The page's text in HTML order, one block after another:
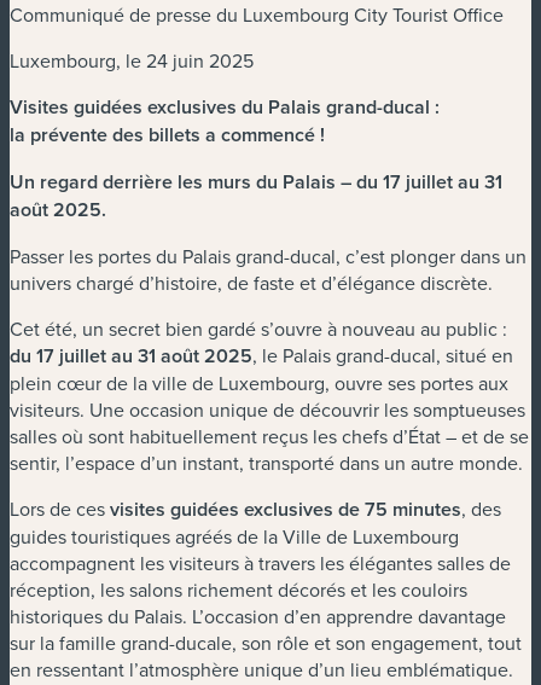
Communiqué de presse du Luxembourg City Tourist Office
Luxembourg, le 24 juin 2025
Visites guidées exclusives du Palais grand-ducal :
la prévente des billets a commencé !
Un regard derrière les murs du Palais – du 17 juillet au 31
août 2025.
Passer les portes du Palais grand-ducal, c’est plonger dans un
univers chargé d’histoire, de faste et d’élégance discrète.
Cet été, un secret bien gardé s’ouvre à nouveau au public :
du 17 juillet au 31 août 2025, le Palais grand-ducal, situé en
plein cœur de la ville de Luxembourg, ouvre ses portes aux
visiteurs. Une occasion unique de découvrir les somptueuses
salles où sont habituellement reçus les chefs d’État – et de se
sentir, l’espace d’un instant, transporté dans un autre monde.
Lors de cesvisites guidées exclusives de 75 minutes, des
guides touristiques agréés de la Ville de Luxembourg
accompagnent les visiteurs à travers les élégantes salles de
réception, les salons richement décorés et les couloirs
historiques du Palais. L’occasion d’en apprendre davantage
sur la famille grand-ducale, son rôle et son engagement, tout
en ressentant l’atmosphère unique d’un lieu emblématique.